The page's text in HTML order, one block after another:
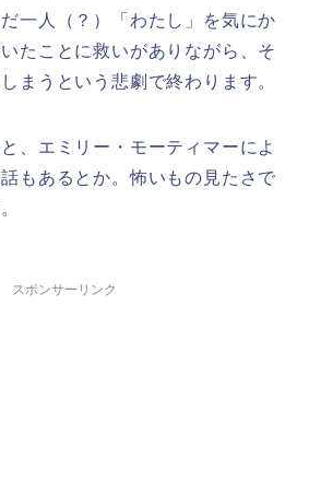
一人（？）「わたし」を気にか
たことに救いがありながら、そ
まうという悲劇で終わります。
、エミリー・モーティマーによ
もあるとか。怖いもの見たさで
スポンサーリンク